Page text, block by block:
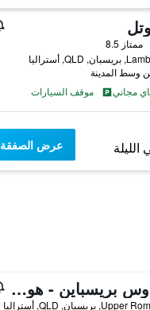
ممتاز 8.5
مجاني
موقف السيارات
عرض الصفقة
سامر هاوس بريسباين - هوستل